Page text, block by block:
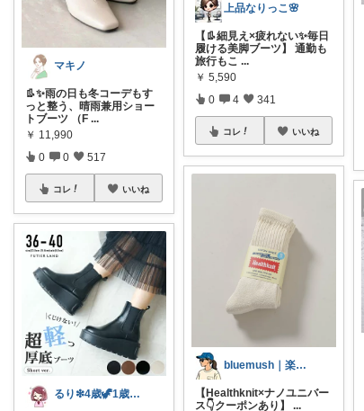
マキノ
👢✨雨の日も冬コーデもす
っと整う、晴雨兼用ショー
トブーツ （F ...
￥ 11,990
0 0 517
コレ いいね
るり❇︎4歳🦖1歳🎀ママ
上品なりっこ🌸
【👢細見え×疲れない✨毎日
履ける美脚ブーツ】 通勤も
旅行もこ ...
￥ 5,590
0 4 341
コレ いいね
bluemush｜楽天でお得暮らし
【Healthknit×ナノユニバー
ス👇️クーポンあり】...